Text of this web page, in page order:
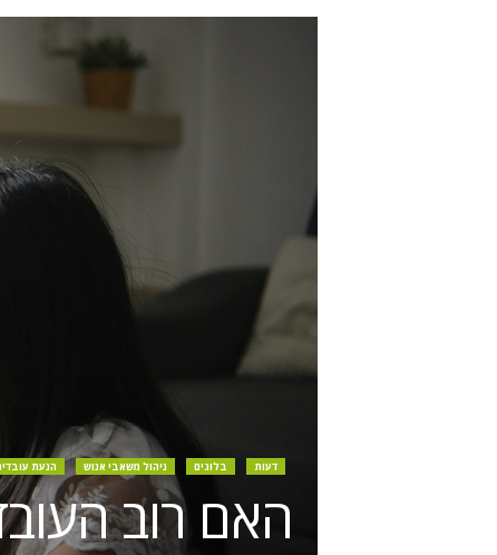
דעות בלוגים ניהול משאבי אנוש הנעת
האם רוב